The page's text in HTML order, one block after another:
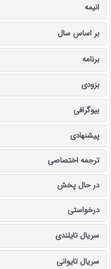
انیمه
بر اساس سال
برنامه
بزودی
بیوگرافی
پیشنهادی
ترجمه اختصاصی
در حال پخش
درخواستی
سریال تایلندی
سریال تایوانی